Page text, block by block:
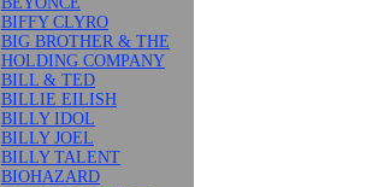
BIFFY CLYRO
BIG BROTHER & THE
HOLDING COMPANY
BILL & TED
BILLIE EILISH
BILLY IDOL
BILLY JOEL
BILLY TALENT
BIOHAZARD